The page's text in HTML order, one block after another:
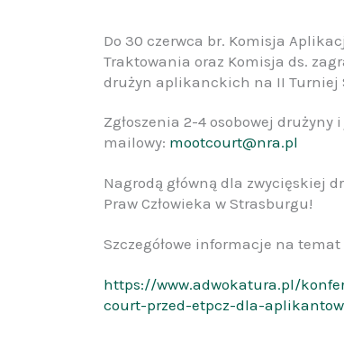
Do 30 czerwca br. Komisja
Traktowania oraz Komisja ds.
drużyn aplikanckich na II Turniej
Zgłoszenia 2-4 osobowej
mailowy: mootcourt@nra.pl
Nagrodą główną dla zwycięskiej
Praw Człowieka w Strasburgu!
Szczegółowe informacje na
https://www.adwokatura.pl/
court-przed-etpcz-dla-